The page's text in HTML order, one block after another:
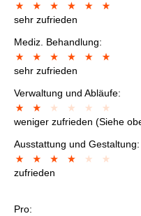
sehr zufrieden
Mediz. Behandlung:
sehr zufrieden
Verwaltung und Abläufe:
weniger zufrieden (Siehe
Ausstattung und Gestaltung:
zufrieden
Pro: